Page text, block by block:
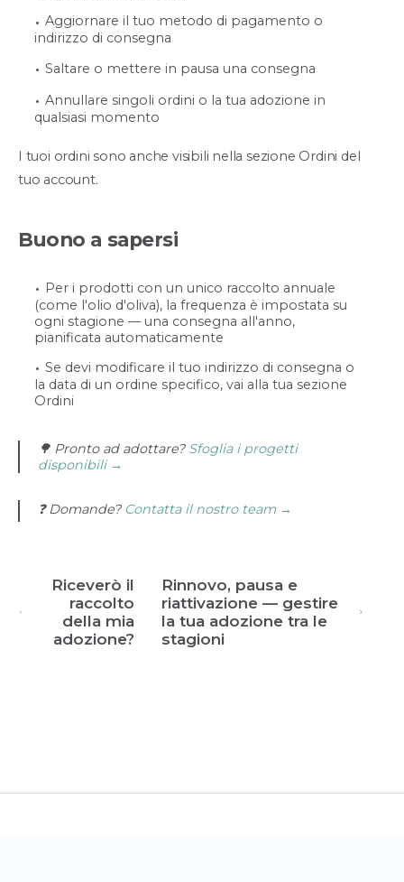
Aggiornare il tuo metodo di pagamento o
indirizzo di consegna
Saltare o mettere in pausa una consegna
Annullare singoli ordini o la tua adozione in
qualsiasi momento
I tuoi ordini sono anche visibili nella sezione Ordini del
tuo account.
Buono a sapersi
Per i prodotti con un unico raccolto annuale
(come l'olio d'oliva), la frequenza è impostata su
ogni stagione — una consegna all'anno,
pianificata automaticamente
Se devi modificare il tuo indirizzo di consegna o
la data di un ordine specifico, vai alla tua sezione
Ordini
🌳 Pronto ad adottare? Sfoglia i progetti
disponibili →
❓ Domande? Contatta il nostro team →
Riceverò il
raccolto
della mia
adozione?
Rinnovo, pausa e
riattivazione — gestire
la tua adozione tra le
stagioni